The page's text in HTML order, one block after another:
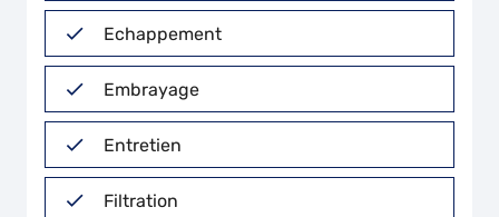
Echappement
Embrayage
Entretien
Filtration